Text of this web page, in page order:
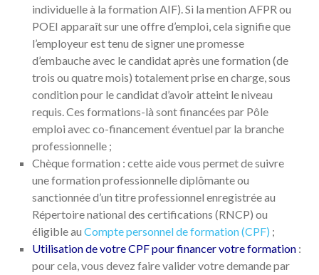
individuelle à la formation AIF). Si la mention AFPR ou
POEI apparaît sur une offre d’emploi, cela signifie que
l’employeur est tenu de signer une promesse
d’embauche avec le candidat après une formation (de
trois ou quatre mois) totalement prise en charge, sous
condition pour le candidat d’avoir atteint le niveau
requis. Ces formations-là sont financées par Pôle
emploi avec co-financement éventuel par la branche
professionnelle ;
Chèque formation : cette aide vous permet de suivre
une formation professionnelle diplômante ou
sanctionnée d’un titre professionnel enregistrée au
Répertoire national des certifications (RNCP) ou
éligible au Compte personnel de formation (CPF) ;
Utilisation de votre CPF pour financer votre formation :
pour cela, vous devez faire valider votre demande par